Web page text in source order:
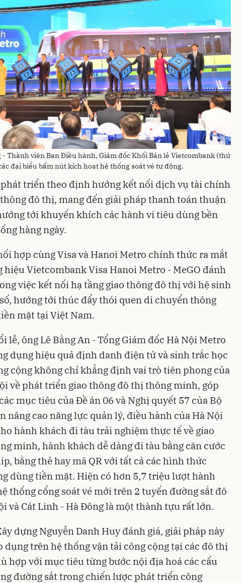
Thành viên Ban Điều hành, Giám đốc Khối Bán lẻ Vietcombank (thứ
đại biểu bấm nút kích hoạt hệ thống soát vé tự động.
triển theo định hướng kết nối dịch vụ tài chính
đô thị, mang đến giải pháp thanh toán thuận
tới khuyến khích các hành vi tiêu dùng bền
hàng ngày.
hợp cùng Visa và Hanoi Metro chính thức ra mắt
hiệu Vietcombank Visa Hanoi Metro - MeGO đánh
việc kết nối hạ tầng giao thông đô thị với hệ sinh
hướng tới thúc đẩy thói quen di chuyển thông
mặt tại Việt Nam.
lễ, ông Lê Bằng An - Tổng Giám đốc Hà Nội Metro
dụng hiệu quả định danh điện tử và sinh trắc học
cộng không chỉ khẳng định vai trò tiên phong của
về phát triển giao thông đô thị thông minh, góp
mục tiêu của Đề án 06 và Nghị quyết 57 của Bộ
nâng cao năng lực quản lý, điều hành của Hà Nội
hành khách đi tàu trải nghiệm thực tế về giao
minh, hành khách dễ dàng đi tàu bằng căn cước
bằng thẻ hay mã QR với tất cả các hình thức
dùng tiền mặt. Hiện có hơn 5,7 triệu lượt hành
thống cổng soát vé mới trên 2 tuyến đường sắt đô
và Cát Linh - Hà Đông là một thành tựu rất lớn.
dựng Nguyễn Danh Huy đánh giá, giải pháp này
dụng trên hệ thống vận tải công cộng tại các đô thị
hợp với mục tiêu từng bước nội địa hoá các cấu
đường sắt trong chiến lược phát triển công